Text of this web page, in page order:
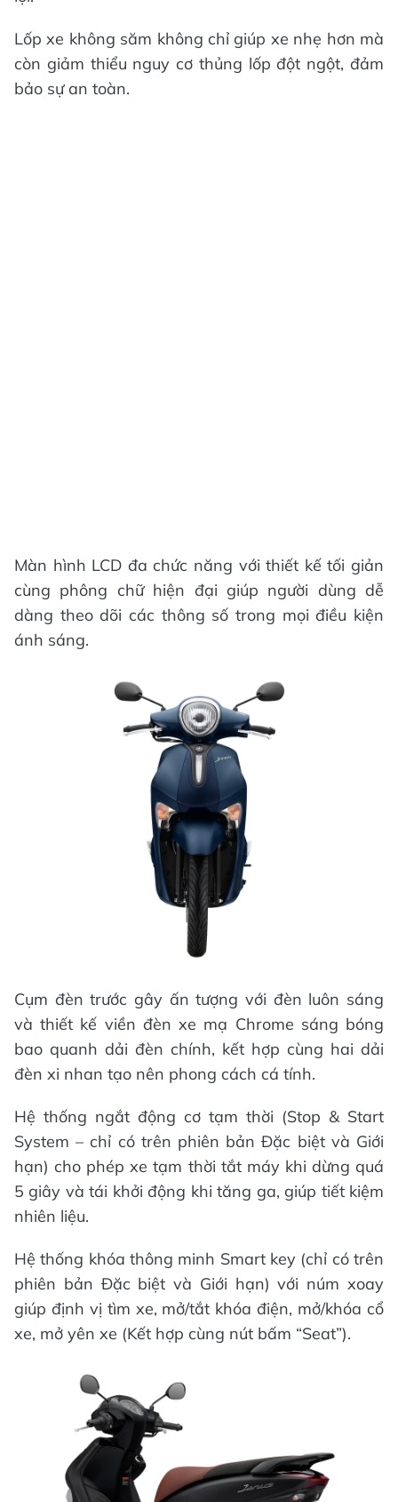
Lốp xe không săm không chỉ giúp xe nhẹ hơn mà
còn giảm thiểu nguy cơ thủng lốp đột ngột, đảm
bảo sự an toàn.
Màn hình LCD đa chức năng với thiết kế tối giản
cùng phông chữ hiện đại giúp người dùng dễ
dàng theo dõi các thông số trong mọi điều kiện
ánh sáng.
Cụm đèn trước gây ấn tượng với đèn luôn sáng
và thiết kế viền đèn xe mạ Chrome sáng bóng
bao quanh dải đèn chính, kết hợp cùng hai dải
đèn xi nhan tạo nên phong cách cá tính.
Hệ thống ngắt động cơ tạm thời (Stop & Start
System – chỉ có trên phiên bản Đặc biệt và Giới
hạn) cho phép xe tạm thời tắt máy khi dừng quá
5 giây và tái khởi động khi tăng ga, giúp tiết kiệm
nhiên liệu.
Hệ thống khóa thông minh Smart key (chỉ có trên
phiên bản Đặc biệt và Giới hạn) với núm xoay
giúp định vị tìm xe, mở/tắt khóa điện, mở/khóa cổ
xe, mở yên xe (Kết hợp cùng nút bấm “Seat”).